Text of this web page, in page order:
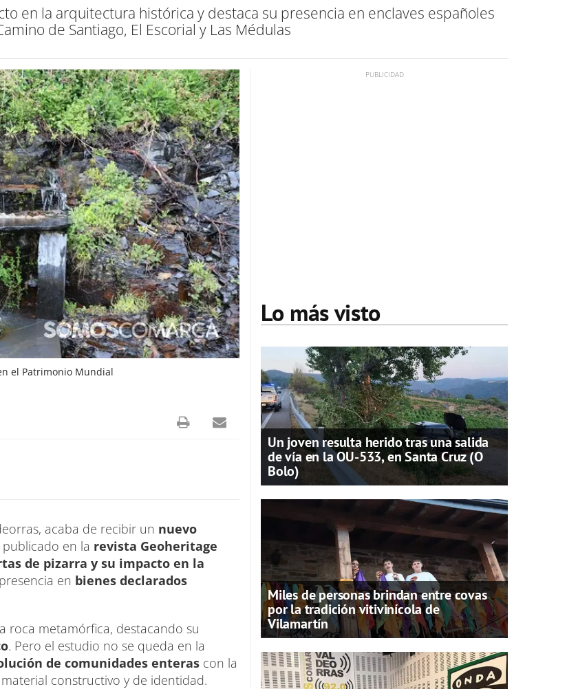
en la arquitectura histórica y destaca su presencia en enclaves españoles
de Santiago, El Escorial y Las Médulas
el Patrimonio Mundial
acaba de recibir un nuevo
publicado en la revista Geoheritage
de pizarra y su impacto en la
en bienes declarados
roca metamórfica, destacando su
. Pero el estudio no se queda en la
de comunidades enteras con la
constructivo y de identidad.
Lo más visto
Un joven resulta herido tras una salida
de vía en la OU-533, en Santa Cruz (O
Bolo)
Miles de personas brindan entre covas
por la tradición vitivinícola de
Vilamartín